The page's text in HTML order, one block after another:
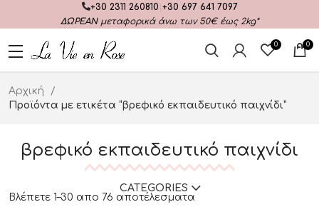
+30 2311 260810 +30 697 641 7097
ΔΩΡΕΑΝμεταφορικά άνω των 50€ έως 2kg*
0 0
Αρχική
Προϊόντα με ετικέτα “βρεφικό εκπαιδευτικό παιχνίδι”
βρεφικό εκπαιδευτικό παιχνίδι
CATEGORIES
Βλέπετε 1–30 απο 76 αποτέλεσματα